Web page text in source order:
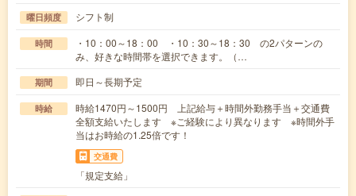
曜日頻度 シフト制
時間
・10：00～18：00 ・10：30～18：30 の2パターンの
み、好きな時間帯を選択できます。（…
期間 即日～長期予定
時給
時給1470円～1500円 上記給与＋時間外勤務手当＋交通費
全額支給いたします ※ご経験により異なります ※時間外手
当はお時給の1.25倍です！
交通費
「規定支給」